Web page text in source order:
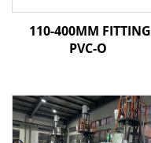
110-400MM FITTING
PVC-O